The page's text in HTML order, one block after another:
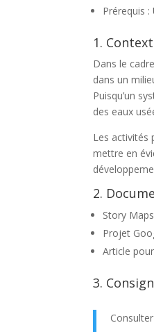
Prérequis
1.
Dans le
dans un
Puisqu’un
des eaux
Les activités
mettre en
2.
Story
Projet
Article
3.